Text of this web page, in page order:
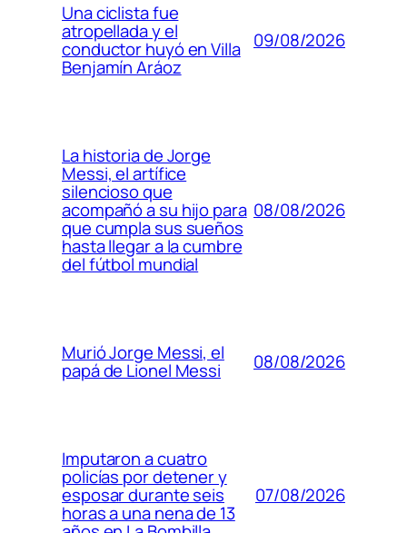
Una ciclista fue
atropellada y el
conductor huyó en Villa
Benjamín Aráoz
09/08/2026
La historia de Jorge
Messi, el artífice
silencioso que
acompañó a su hijo para
que cumpla sus sueños
hasta llegar a la cumbre
del fútbol mundial
08/08/2026
Murió Jorge Messi, el
papá de Lionel Messi 08/08/2026
Imputaron a cuatro
policías por detener y
esposar durante seis
horas a una nena de 13
07/08/2026